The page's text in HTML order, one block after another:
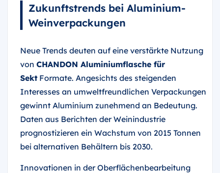
Zukunftstrends bei Aluminium-
Weinverpackungen
Neue Trends deuten auf eine verstärkte Nutzung
von CHANDON Aluminiumflasche für
Sekt Formate. Angesichts des steigenden
Interesses an umweltfreundlichen Verpackungen
gewinnt Aluminium zunehmend an Bedeutung.
Daten aus Berichten der Weinindustrie
prognostizieren ein Wachstum von 2015 Tonnen
bei alternativen Behältern bis 2030.
Innovationen in der Oberflächenbearbeitung